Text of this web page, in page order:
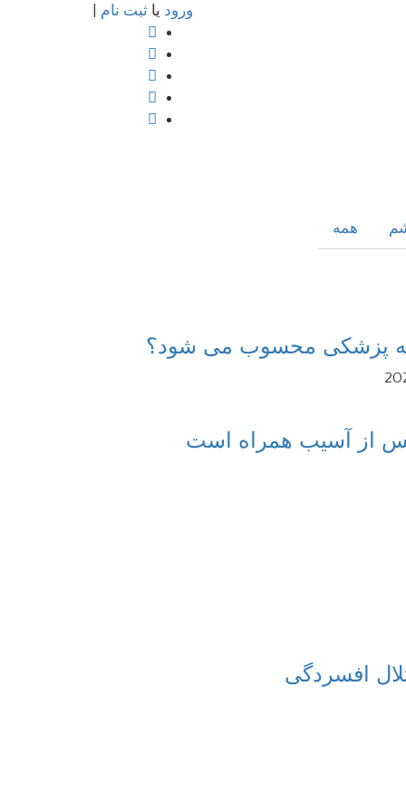
ورود یا ثبت نام
همه
پزشکی محسوب می شود؟
افسردگی